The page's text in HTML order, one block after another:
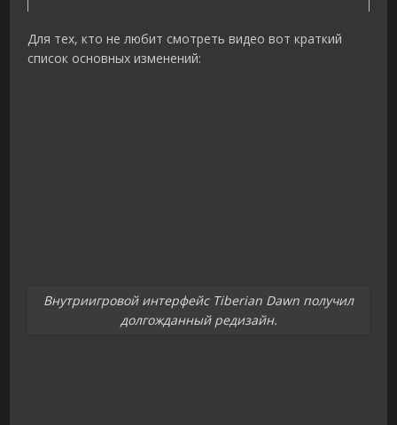
Для тех, кто не любит смотреть видео вот краткий
список основных изменений:
Внутриигровой интерфейс Tiberian Dawn получил
долгожданный редизайн.